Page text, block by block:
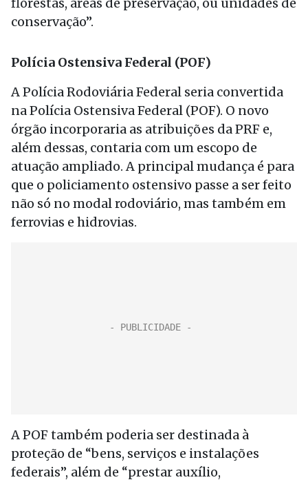
conservação”.
Polícia Ostensiva Federal (POF)
A Polícia Rodoviária Federal seria convertida
na Polícia Ostensiva Federal (POF). O novo
órgão incorporaria as atribuições da PRF e,
além dessas, contaria com um escopo de
atuação ampliado. A principal mudança é para
que o policiamento ostensivo passe a ser feito
não só no modal rodoviário, mas também em
ferrovias e hidrovias.
A POF também poderia ser destinada à
proteção de “bens, serviços e instalações
federais”, além de “prestar auxílio,